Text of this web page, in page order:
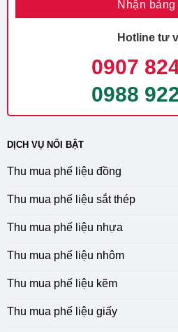
Hotline tư
0907
0988
DỊCH VỤ NỔI BẬT
Thu mua phế liệu đồng
Thu mua phế liệu sắt thép
Thu mua phế liệu nhựa
Thu mua phế liệu nhôm
Thu mua phế liệu kẽm
Thu mua phế liệu giấy